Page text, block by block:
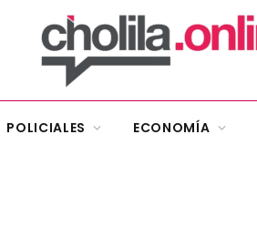
POLICIALES ECONOMÍA